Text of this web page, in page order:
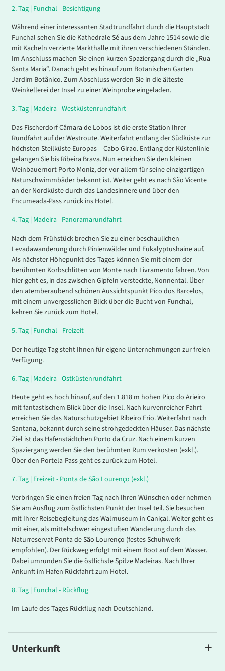
2.Tag | Funchal - Besichtigung
Während einer interessanten Stadtrundfahrt durch die Hauptstadt
Funchal sehen Sie die Kathedrale Sé aus dem Jahre 1514 sowie die
mit Kacheln verzierte Markthalle mit ihren verschiedenen Ständen.
Im Anschluss machen Sie einen kurzen Spaziergang durch die „Rua
Santa Maria“. Danach geht es hinauf zum Botanischen Garten
Jardim Botânico. Zum Abschluss werden Sie in die älteste
Weinkellerei der Insel zu einer Weinprobe eingeladen.
3.Tag | Madeira - Westküstenrundfahrt
Das Fischerdorf Câmara de Lobos ist die erste Station Ihrer
Rundfahrt auf der Westroute. Weiterfahrt entlang der Südküste zur
höchsten Steilküste Europas – Cabo Girao. Entlang der Küstenlinie
gelangen Sie bis Ribeira Brava. Nun erreichen Sie den kleinen
Weinbauernort Porto Moniz, der vor allem für seine einzigartigen
Naturschwimmbäder bekannt ist. Weiter geht es nach São Vicente
an der Nordküste durch das Landesinnere und über den
Encumeada-Pass zurück ins Hotel.
4.Tag | Madeira - Panoramarundfahrt
Nach dem Frühstück brechen Sie zu einer beschaulichen
Levadawanderung durch Pinienwälder und Eukalyptushaine auf.
Als nächster Höhepunkt des Tages können Sie mit einem der
berühmten Korbschlitten von Monte nach Livramento fahren. Von
hier geht es, in das zwischen Gipfeln versteckte, Nonnental. Über
den atemberaubend schönen Aussichtspunkt Pico dos Barcelos,
mit einem unvergesslichen Blick über die Bucht von Funchal,
kehren Sie zurück zum Hotel.
5.Tag | Funchal - Freizeit
Der heutige Tag steht Ihnen für eigene Unternehmungen zur freien
Verfügung.
6.Tag | Madeira - Ostküstenrundfahrt
Heute geht es hoch hinauf, auf den 1.818 m hohen Pico do Arieiro
mit fantastischem Blick über die Insel. Nach kurvenreicher Fahrt
erreichen Sie das Naturschutzgebiet Ribeiro Frio. Weiterfahrt nach
Santana, bekannt durch seine strohgedeckten Häuser. Das nächste
Ziel ist das Hafenstädtchen Porto da Cruz. Nach einem kurzen
Spaziergang werden Sie den berühmten Rum verkosten (exkl.).
Über den Portela-Pass geht es zurück zum Hotel.
7.Tag | Freizeit - Ponta de São Lourenço (exkl.)
Verbringen Sie einen freien Tag nach Ihren Wünschen oder nehmen
Sie am Ausflug zum östlichsten Punkt der Insel teil. Sie besuchen
mit Ihrer Reisebegleitung das Walmuseum in Caniçal. Weiter geht es
mit einer, als mittelschwer eingestuften Wanderung durch das
Naturreservat Ponta de São Lourenço (festes Schuhwerk
empfohlen). Der Rückweg erfolgt mit einem Boot auf dem Wasser.
Dabei umrunden Sie die östlichste Spitze Madeiras. Nach Ihrer
Ankunft im Hafen Rückfahrt zum Hotel.
8.Tag | Funchal - Rückflug
Im Laufe des Tages Rückflug nach Deutschland.
Unterkunft
Hotel Vila Galé Santa Cruz